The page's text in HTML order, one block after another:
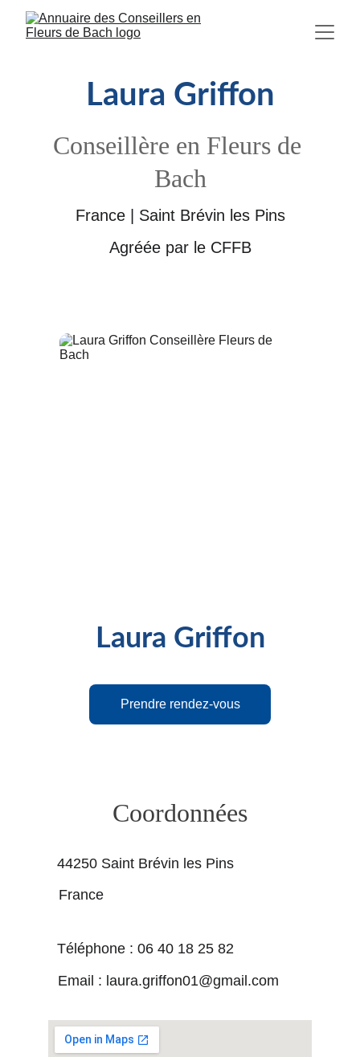
Laura Griffon
Conseillère en Fleurs de
Bach
France | Saint Brévin les Pins
Agréée par le CFFB
Laura Griffon
Coordonnées
44250 Saint Brévin les Pins
France
Prendre rendez-vous
Téléphone : 06 40 18 25 82
Email : laura.griffon01@gmail.com